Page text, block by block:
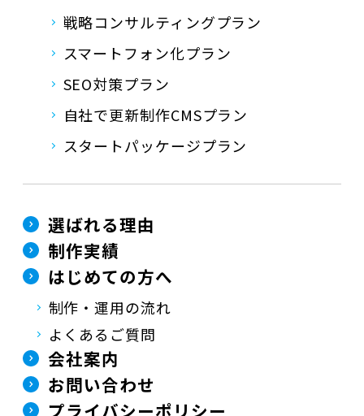
戦略コンサルティングプラン
スマートフォン化プラン
SEO対策プラン
自社で更新制作CMSプラン
スタートパッケージプラン
選ばれる理由
制作実績
はじめての方へ
制作・運用の流れ
よくあるご質問
会社案内
お問い合わせ
プライバシーポリシー